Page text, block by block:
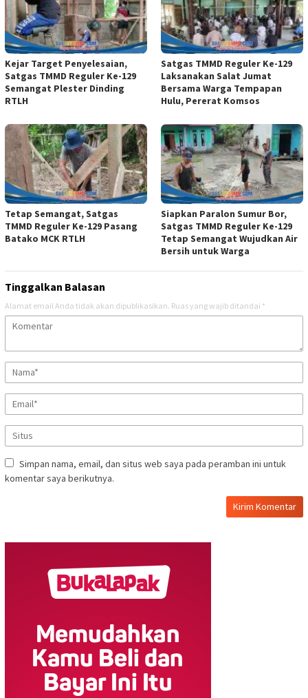
Kejar Target Penyelesaian,
Satgas TMMD Reguler Ke-129
Semangat Plester Dinding
RTLH
Satgas TMMD Reguler Ke-129
Laksanakan Salat Jumat
Bersama Warga Tempapan
Hulu, Pererat Komsos
Tetap Semangat, Satgas
TMMD Reguler Ke-129 Pasang
Batako MCK RTLH
Siapkan Paralon Sumur Bor,
Satgas TMMD Reguler Ke-129
Tetap Semangat Wujudkan Air
Bersih untuk Warga
Tinggalkan Balasan
Alamat email Anda tidak akan dipublikasikan. Ruas yang wajib ditandai *
Simpan nama, email, dan situs web saya pada peramban ini untuk
komentar saya berikutnya.